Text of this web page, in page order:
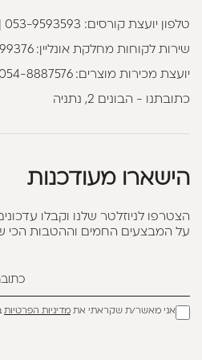
טלפון יועצת קורסים: 053-9593593
שירות לקוחות מחלקת אונליין:
יועצת מכירות מוצרים:8887576
כתובתנו - הבונים 2, נתניה
הישארו מעודכנות
הצטרפו לניוזלטר שלנו וקבלו
על המבצעים החמים וההטבות הכי
אני מאשר/ת שקראתי את מדיניות הפרטיות